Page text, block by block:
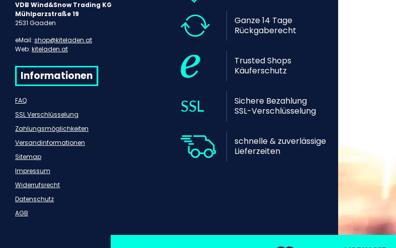
VDB Wind&Snow Trading KG
Mühlparzstraße 19
2531 Gaaden
eMail: shop@kiteladen.at
Web: kiteladen.at
Informationen
FAQ
SSL Verschlüsselung
Zahlungsmöglichkeiten
Versandinformationen
Sitemap
Impressum
Widerrufsrecht
Datenschutz
AGB
Ganze 14 Tage
Rückgaberecht
Trusted Shops
Käuferschutz
Sichere Bezahlung
SSL-Verschlüsselung
schnelle & zuverlässige
Lieferzeiten